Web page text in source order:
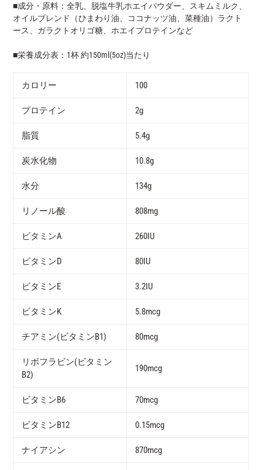
■成分・原料：全乳、脱塩牛乳ホエイパウダー、スキムミルク、
オイルブレンド（ひまわり油、ココナッツ油、菜種油）ラクト
ース、ガラクトオリゴ糖、ホエイプロテインなど
■栄養成分表：1杯 約150ml(5oz)当たり
カロリー 100
プロテイン 2g
脂質 5.4g
炭水化物 10.8g
水分 134g
リノール酸 808mg
ビタミンA 260IU
ビタミンD 80IU
ビタミンE 3.2IU
ビタミンK 5.8mcg
チアミン(ビタミンB1) 80mcg
リボフラビン(ビタミン
B2)
190mcg
ビタミンB6 70mcg
ビタミンB12 0.15mcg
ナイアシン 870mcg